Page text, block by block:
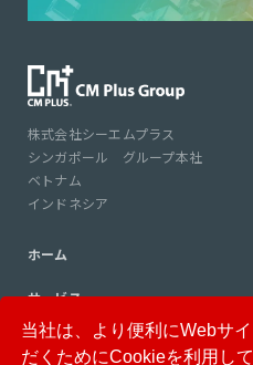
株式会社シーエムプラス
シンガポール グループ本社
ベトナム
インドネシア
ホーム
サービス
コンサルタント紹介
当社は、より便利にWebサ
だくためにCookieを利用し